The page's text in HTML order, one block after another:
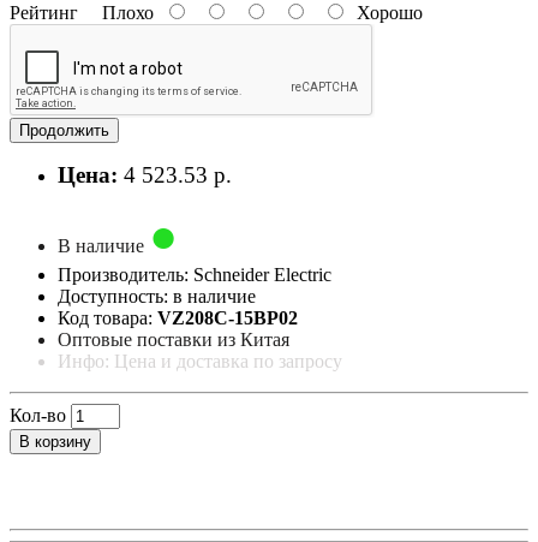
Рейтинг Плохо Хорошо
Продолжить
Цена: 4 523.53 р.
В наличие
Производитель: Schneider Electric
Доступность: в наличие
Код товара: VZ208C-15BP02
Оптовые поставки из Китая
Инфо: Цена и доставка по запросу
Кол-во
В корзину